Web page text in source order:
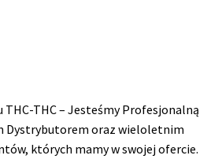
THC-THC – Jesteśmy Profesjonalną
Dystrybutorem oraz wieloletnim
których mamy w swojej ofercie.